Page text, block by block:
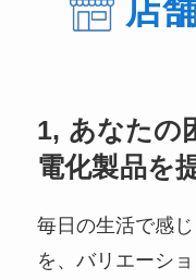
店
1, あなたの
電化製品を
毎日の生活で感
を、バリエーシ